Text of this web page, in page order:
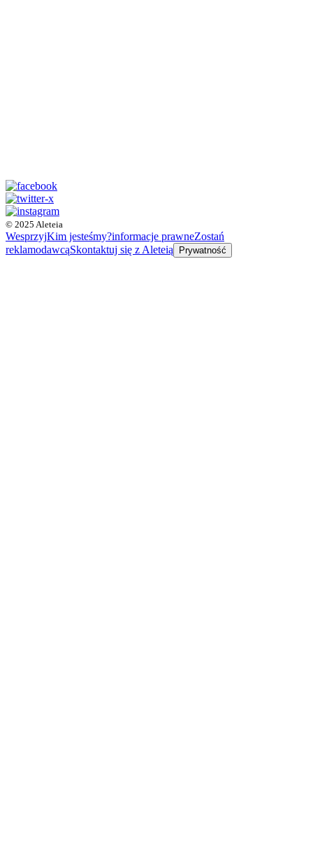
© 2025 Aleteia
WesprzyjKim jesteśmy?informacje prawneZostań
reklamodawcąSkontaktuj się z Aleteią Prywatność